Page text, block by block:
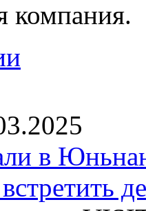
компания.
в